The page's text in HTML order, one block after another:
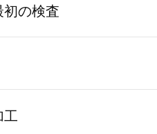
の検査
工